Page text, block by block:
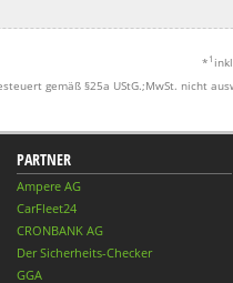
* 1
gemäß §25a UStG.;MwSt. nicht
PARTNER
Ampere AG
CarFleet24
CRONBANK AG
Der Sicherheits-Checker
GGA